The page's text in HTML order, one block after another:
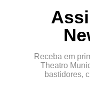
Receba em
Theatro
bastidores,